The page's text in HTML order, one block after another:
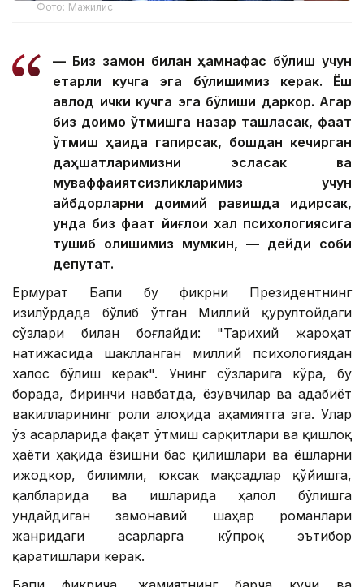
Фото: Мажилис
— Биз замон билан ҳамнафас бўлиш учун
етарли кучга эга бўлишимиз керак. Ёш
авлод ички кучга эга бўлиши даркор. Агар
биз доимо ўтмишга назар ташласак, фақат
ўтмиш ҳақида гапирсак, бошдан кечирган
даҳшатларимизни эсласак ва
муваффақиятсизликларимиз учун
айбдорларни доимий равишда қидирсак,
унда биз фақат йиғлоқи халқ психологиясига
тушиб қолишимиз мумкин, — дейди собиқ
депутат.
Ермурат Бапи бу фикрни Президентнинг
Қизилўрдада бўлиб ўтган Миллий қурултойдаги
сўзлари билан боғлайди: "Тарихий жароҳат
натижасида шаклланган миллий психологиядан
халос бўлиш керак". Унинг сўзларига кўра, бу
борада, биринчи навбатда, ёзувчилар ва адабиёт
вакилларининг роли алоҳида аҳамиятга эга. Улар
ўз асарларида фақат ўтмиш сарқитлари ва қишлоқ
ҳаёти ҳақида ёзишни бас қилишлари ва ёшларни
ижодкор, билимли, юксак мақсадлар қўйишга,
қалбларида ва ишларида ҳалол бўлишга
ундайдиган замонавий шаҳар романлари
жанридаги асарларга кўпроқ эътибор
қаратишлари керак.